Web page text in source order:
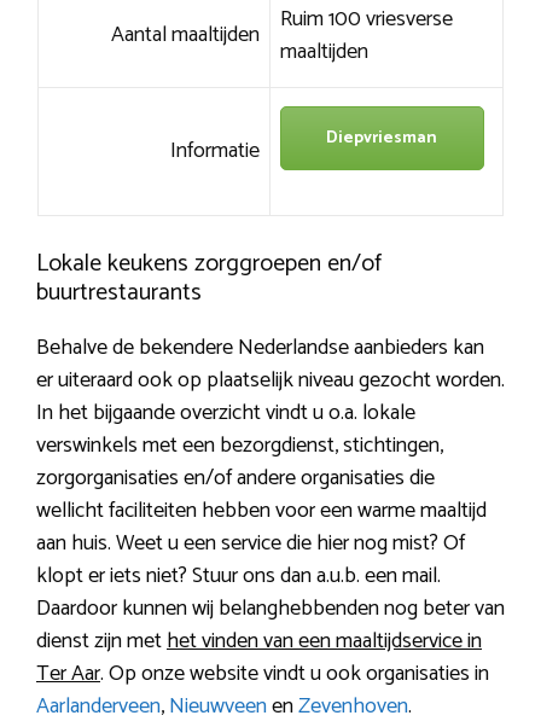
Aantal maaltijden Ruim 100 vriesverse
maaltijden
Informatie Diepvriesman
Lokale keukens zorggroepen en/of
buurtrestaurants
Behalve de bekendere Nederlandse aanbieders kan
er uiteraard ook op plaatselijk niveau gezocht worden.
In het bijgaande overzicht vindt u o.a. lokale
verswinkels met een bezorgdienst, stichtingen,
zorgorganisaties en/of andere organisaties die
wellicht faciliteiten hebben voor een warme maaltijd
aan huis. Weet u een service die hier nog mist? Of
klopt er iets niet? Stuur ons dan a.u.b. een mail.
Daardoor kunnen wij belanghebbenden nog beter van
dienst zijn methet vinden van een maaltijdservice in
Ter Aar. Op onze website vindt u ook organisaties in
Aarlanderveen,NieuwveenenZevenhoven.